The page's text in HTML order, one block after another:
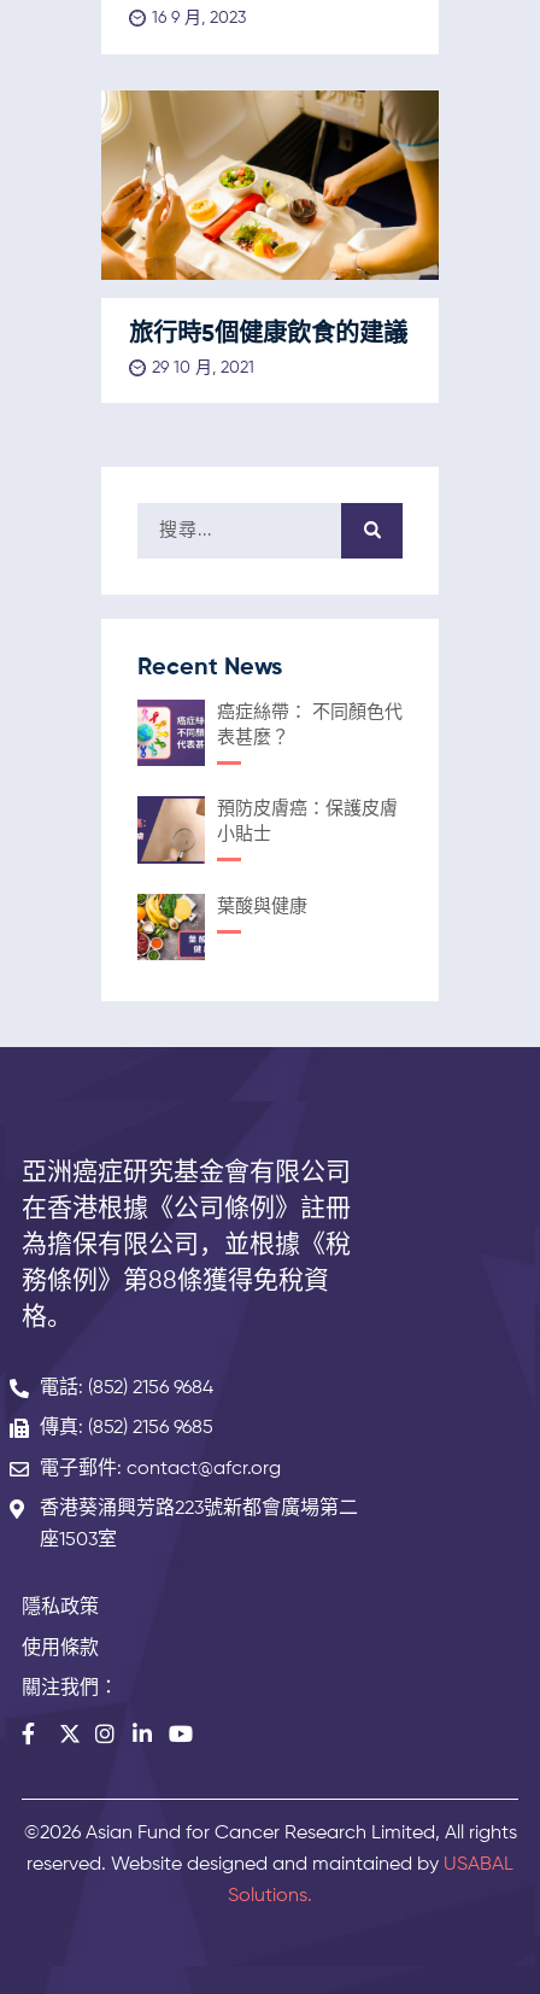
16 9 月, 2023
旅行時5個健康飲食的建議
29 10 月, 2021
Recent News
癌症絲帶： 不同顏色代
表甚麼？
預防皮膚癌：保護皮膚
小貼士
葉酸與健康
亞洲癌症研究基金會有限公司
在香港根據《公司條例》註冊
為擔保有限公司，並根據《稅
務條例》第88條獲得免稅資
格。
電話: (852) 2156 9684
傳真: (852) 2156 9685
電子郵件: contact@afcr.org
香港葵涌興芳路223號新都會廣場第二
座1503室
隱私政策
使用條款
關注我們：
©2026 Asian Fund for Cancer Research Limited, All rights
reserved. Website designed and maintained by USABAL
Solutions.